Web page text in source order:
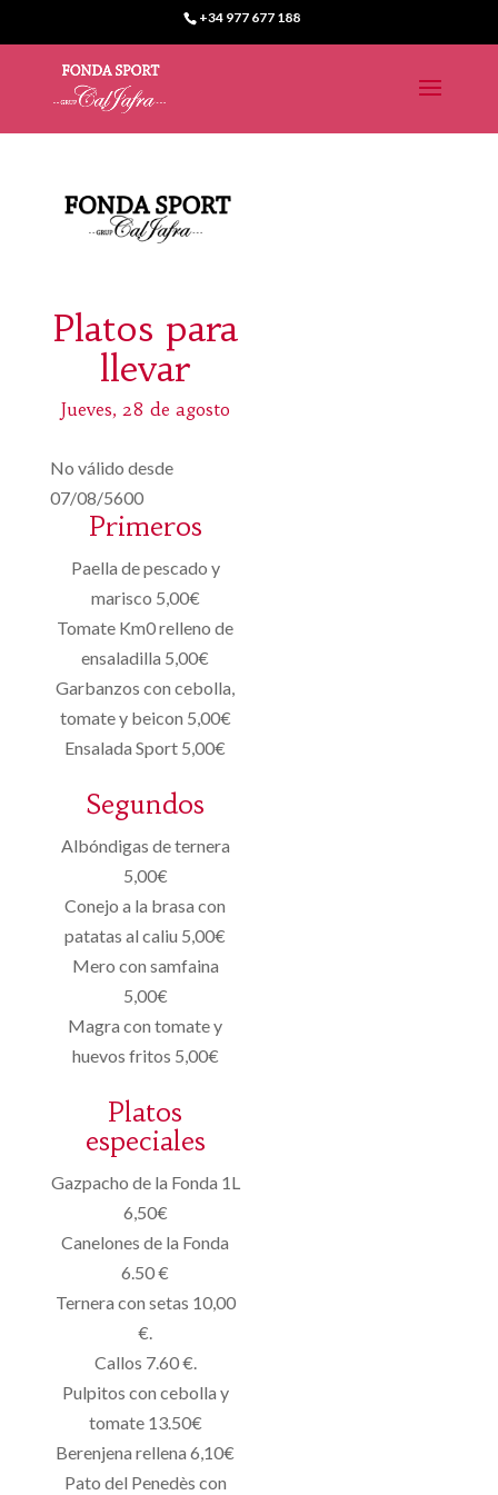
+34 977 677 188
Platos para
llevar
Jueves, 28 de agosto
No válido desde
07/08/5600
Primeros
Paella de pescado y
marisco 5,00€
Tomate Km0 relleno de
ensaladilla 5,00€
Garbanzos con cebolla,
tomate y beicon 5,00€
Ensalada Sport 5,00€
Segundos
Albóndigas de ternera
5,00€
Conejo a la brasa con
patatas al caliu 5,00€
Mero con samfaina
5,00€
Magra con tomate y
huevos fritos 5,00€
Platos
especiales
Gazpacho de la Fonda 1L
6,50€
Canelones de la Fonda
6.50 €
Ternera con setas 10,00
€.
Callos 7.60 €.
Pulpitos con cebolla y
tomate 13.50€
Berenjena rellena 6,10€
Pato del Penedès con